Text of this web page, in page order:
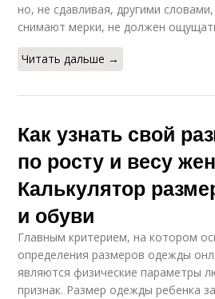
но, не сдавливая, другими
снимают мерки, не должен
Читать дальше →
Как узнать свой
по росту и весу
Калькулятор
и обуви
Главным критерием, на котором
определения размеров одежды
являются физические параметры
признак. Размер одежды ребенка